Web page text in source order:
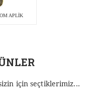
APLİK
için seçtiklerimiz...